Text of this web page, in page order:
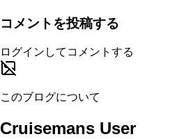
コメントを投稿する
ログインしてコメントする
このブログについて
Cruisemans User